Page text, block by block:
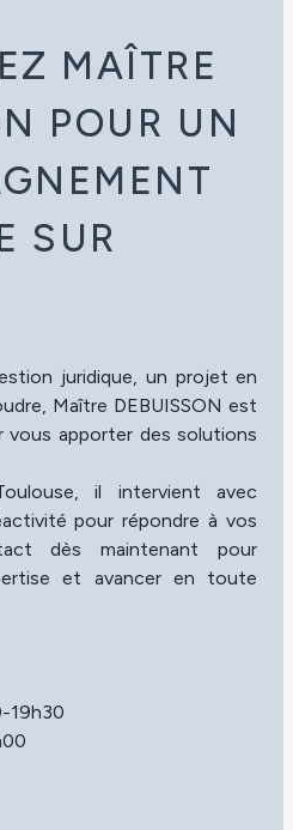
MAÎTRE
POUR UN
SUR
juridique, un projet en
Maître DEBUISSON est
apporter des solutions
il intervient avec
pour répondre à vos
dès maintenant pour
et avancer en toute
19h30